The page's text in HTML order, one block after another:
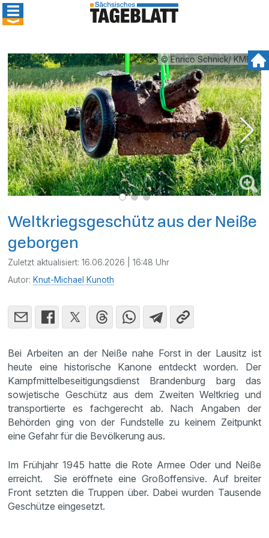
© Enrico Schnick/ KMBD
Weltkriegsgeschütz aus der Neiße
geborgen
Zuletzt aktualisiert:16.06.2026 | 16:48 Uhr
Autor: Knut-Michael Kunoth
Bei Arbeiten an der Neiße nahe Forst in der Lausitz ist
heute eine historische Kanone entdeckt worden. Der
Kampfmittelbeseitigungsdienst Brandenburg barg das
sowjetische Geschütz aus dem Zweiten Weltkrieg und
transportierte es fachgerecht ab. Nach Angaben der
Behörden ging von der Fundstelle zu keinem Zeitpunkt
eine Gefahr für die Bevölkerung aus.
Im Frühjahr 1945 hatte die Rote Armee Oder und Neiße
erreicht. Sie eröffnete eine Großoffensive. Auf breiter
Front setzten die Truppen über. Dabei wurden Tausende
Geschütze eingesetzt.